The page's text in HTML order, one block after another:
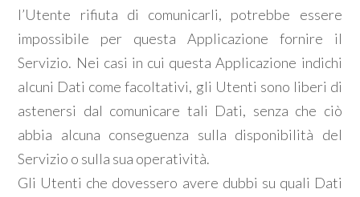
l’Utente rifiuta di comunicarli, potrebbe essere
impossibile per questa Applicazione fornire il
Servizio. Nei casi in cui questa Applicazione indichi
alcuni Dati come facoltativi, gli Utenti sono liberi di
astenersi dal comunicare tali Dati, senza che ciò
abbia alcuna conseguenza sulla disponibilità del
Servizio o sulla sua operatività.
Gli Utenti che dovessero avere dubbi su quali Dati
Prezzo
Totale
mq